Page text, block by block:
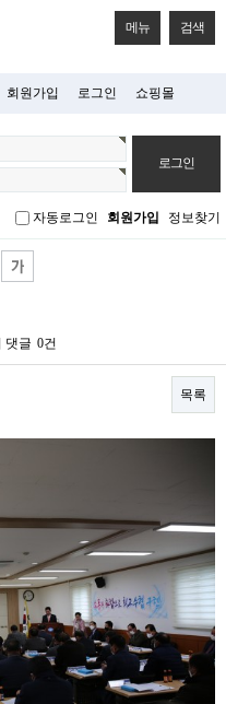
메뉴 검색
회원가입 로그인 쇼핑몰
자동로그인 회원가입 정보찾기
댓글 0건
목록